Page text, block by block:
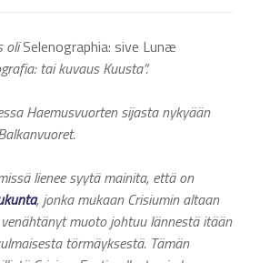
oliSelenographia: sive Lunæ
tai kuvaus Kuusta”.
Haemusvuorten sijasta nykyään
lienee syytä mainita, että on
, jonka mukaan Crisiumin altaan
muoto johtuu lännestä itään
törmäyksestä. Tämän